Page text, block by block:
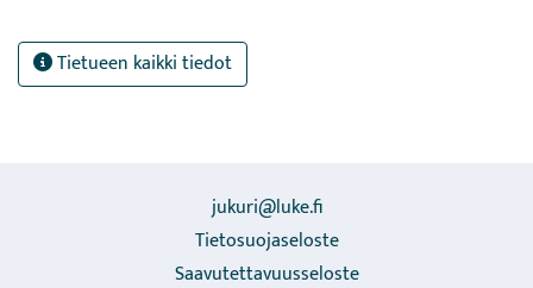
Tietueen kaikki tiedot
jukuri@luke.fi
Tietosuojaseloste
Saavutettavuusseloste